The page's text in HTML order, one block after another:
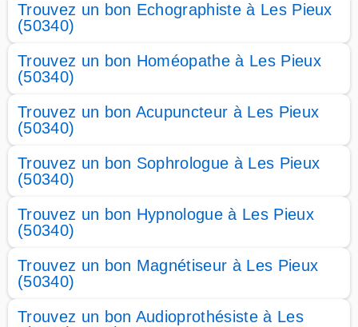
Trouvez un bon Echographiste à Les Pieux
(50340)
Trouvez un bon Homéopathe à Les Pieux
(50340)
Trouvez un bon Acupuncteur à Les Pieux
(50340)
Trouvez un bon Sophrologue à Les Pieux
(50340)
Trouvez un bon Hypnologue à Les Pieux
(50340)
Trouvez un bon Magnétiseur à Les Pieux
(50340)
Trouvez un bon Audioprothésiste à Les